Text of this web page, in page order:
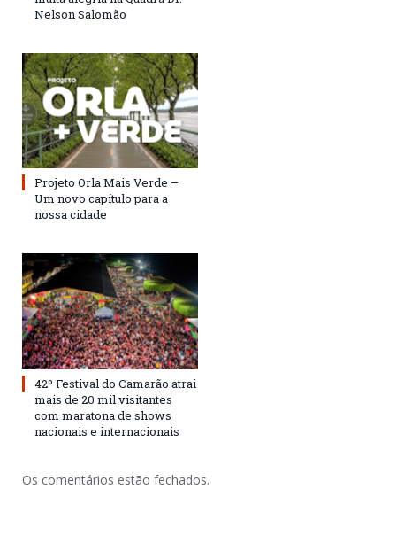
Nelson Salomão
Projeto Orla Mais Verde –
Um novo capítulo para a
nossa cidade
42º Festival do Camarão atrai
mais de 20 mil visitantes
com maratona de shows
nacionais e internacionais
Os comentários estão fechados.